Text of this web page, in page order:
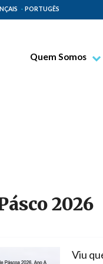
PORTUGÊS
Quem Somos
Família Paulina
2026
Viu